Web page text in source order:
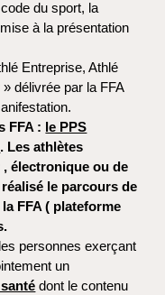
du sport, la
à la présentation
Entreprise, Athlé
» délivrée par la FFA
FFA : le PPS
. Les athlètes
électronique ou de
le parcours de
FFA ( plateforme
personnes exerçant
un
dont le contenu